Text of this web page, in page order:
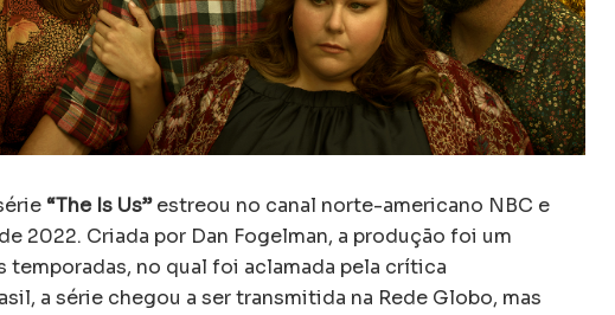
“The Is Us”estreou no canal norte-americano NBC e
2022. Criada por Dan Fogelman, a produção foi um
temporadas, no qual foi aclamada pela crítica
a série chegou a ser transmitida na Rede Globo, mas